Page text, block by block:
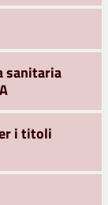
sanitaria
i titoli